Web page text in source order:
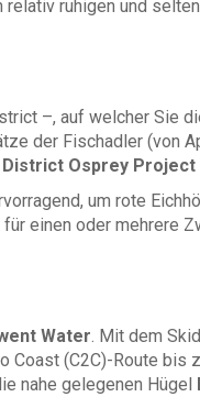
relativ ruhigen und
–, auf welcher Sie
der Fischadler (von
District Osprey Project
um rote
einen oder mehrere
Water. Mit dem
Coast (C2C)-Route bis
nahe gelegenen Hügel